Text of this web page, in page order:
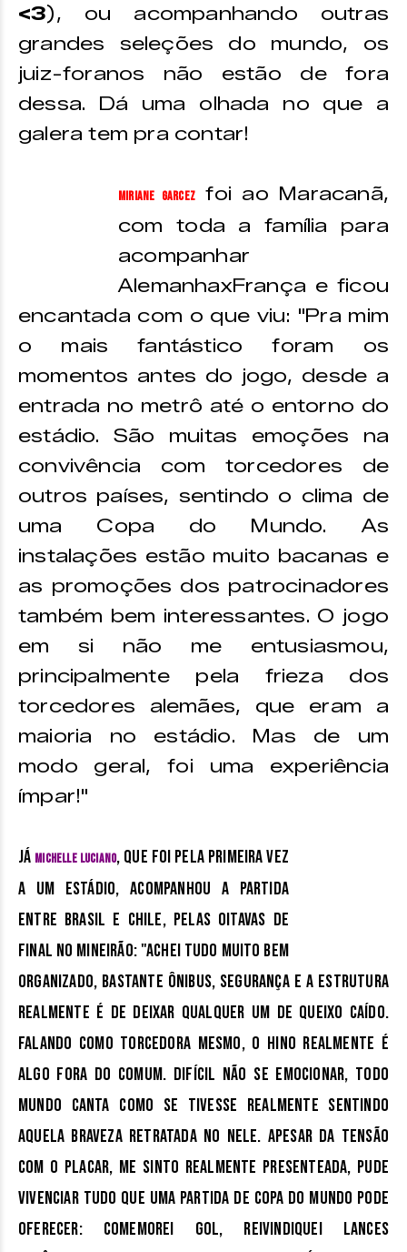
<3), ou acompanhando outras
grandes seleções do mundo, os
juiz-foranos não estão de fora
dessa. Dá uma olhada no que a
galera tem pra contar!
Miriane Garcez
foi ao Maracanã,
com toda a família para
acompanhar
AlemanhaxFrança e ficou
encantada com o que viu: "Pra mim
o mais fantástico foram os
momentos antes do jogo, desde a
entrada no metrô até o entorno do
estádio. São muitas emoções na
convivência com torcedores de
outros países, sentindo o clima de
uma Copa do Mundo. As
instalações estão muito bacanas e
as promoções dos patrocinadores
também bem interessantes. O jogo
em si não me entusiasmou,
principalmente pela frieza dos
torcedores alemães, que eram a
maioria no estádio. Mas de um
modo geral, foi uma experiência
ímpar!"
Já Michelle Luciano, que foi pela primeira vez
a um estádio, acompanhou a partida
entre Brasil e Chile, pelas oitavas de
final no Mineirão: "Achei tudo muito bem
organizado, bastante ônibus, segurança e a estrutura
realmente é de deixar qualquer um de queixo caído.
Falando como torcedora mesmo, o hino realmente é
algo fora do comum. Difícil não se emocionar, todo
mundo canta como se tivesse realmente sentindo
aquela braveza retratada no nele. Apesar da tensão
com o placar, me sinto realmente presenteada, pude
vivenciar tudo que uma partida de Copa do Mundo pode
oferecer: comemorei gol, reivindiquei lances